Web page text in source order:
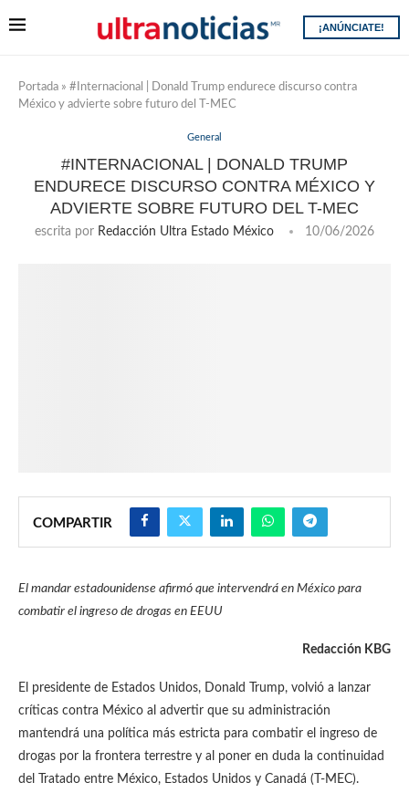
¡ANÚNCIATE!
Portada » #Internacional | Donald Trump endurece discurso contra
México y advierte sobre futuro del T-MEC
General
#INTERNACIONAL | DONALD TRUMP
ENDURECE DISCURSO CONTRA MÉXICO Y
ADVIERTE SOBRE FUTURO DEL T-MEC
escrita por Redacción Ultra Estado México 10/06/2026
COMPARTIR
El mandar estadounidense afirmó que intervendrá en México para
combatir el ingreso de drogas en EEUU
Redacción KBG
El presidente de Estados Unidos, Donald Trump, volvió a lanzar
críticas contra México al advertir que su administración
mantendrá una política más estricta para combatir el ingreso de
drogas por la frontera terrestre y al poner en duda la continuidad
del Tratado entre México, Estados Unidos y Canadá (T-MEC).